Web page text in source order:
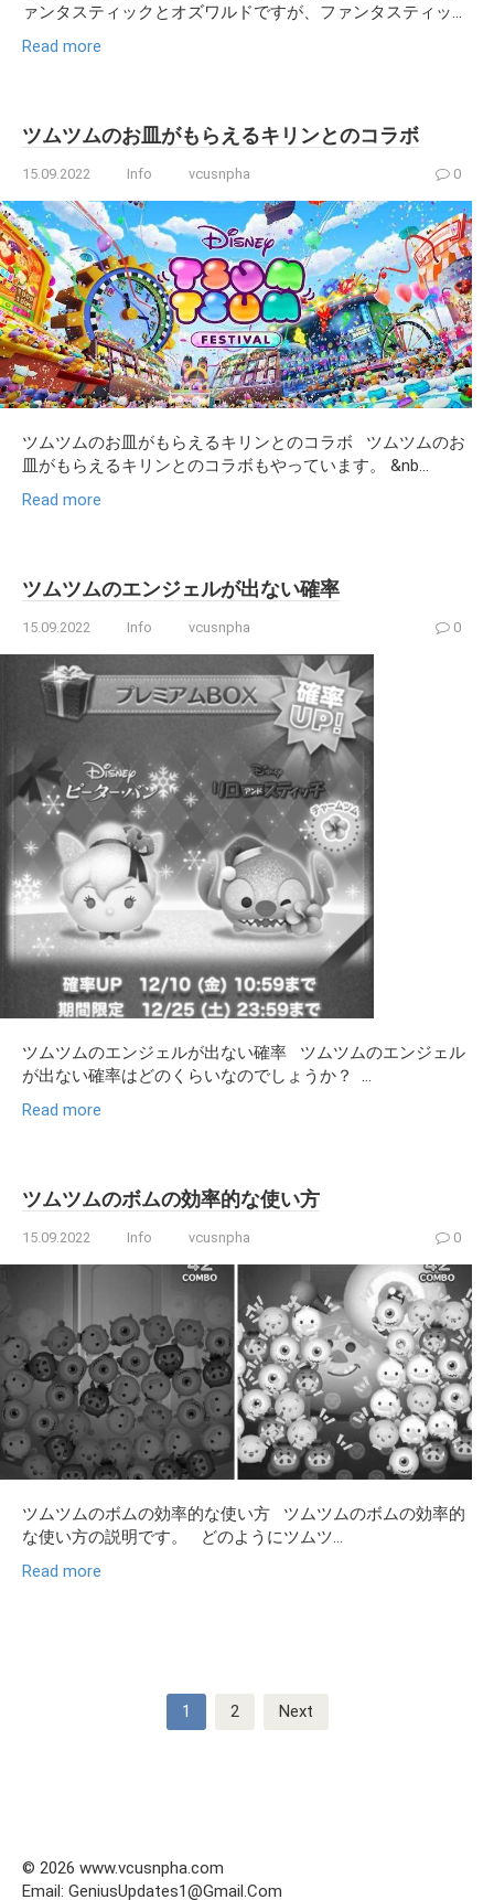
ァンタスティックとオズワルドですが、ファンタスティッ...
Read more
ツムツムのお皿がもらえるキリンとのコラボ
15.09.2022 Info vcusnpha 0
ツムツムのお皿がもらえるキリンとのコラボ ツムツムのお
皿がもらえるキリンとのコラボもやっています。 &nb...
Read more
ツムツムのエンジェルが出ない確率
15.09.2022 Info vcusnpha 0
ツムツムのエンジェルが出ない確率 ツムツムのエンジェル
が出ない確率はどのくらいなのでしょうか？ ...
Read more
ツムツムのボムの効率的な使い方
15.09.2022 Info vcusnpha 0
ツムツムのボムの効率的な使い方 ツムツムのボムの効率的
な使い方の説明です。 どのようにツムツ...
Read more
1 2 Next
© 2026 www.vcusnpha.com
Email: GeniusUpdates1@Gmail.Com